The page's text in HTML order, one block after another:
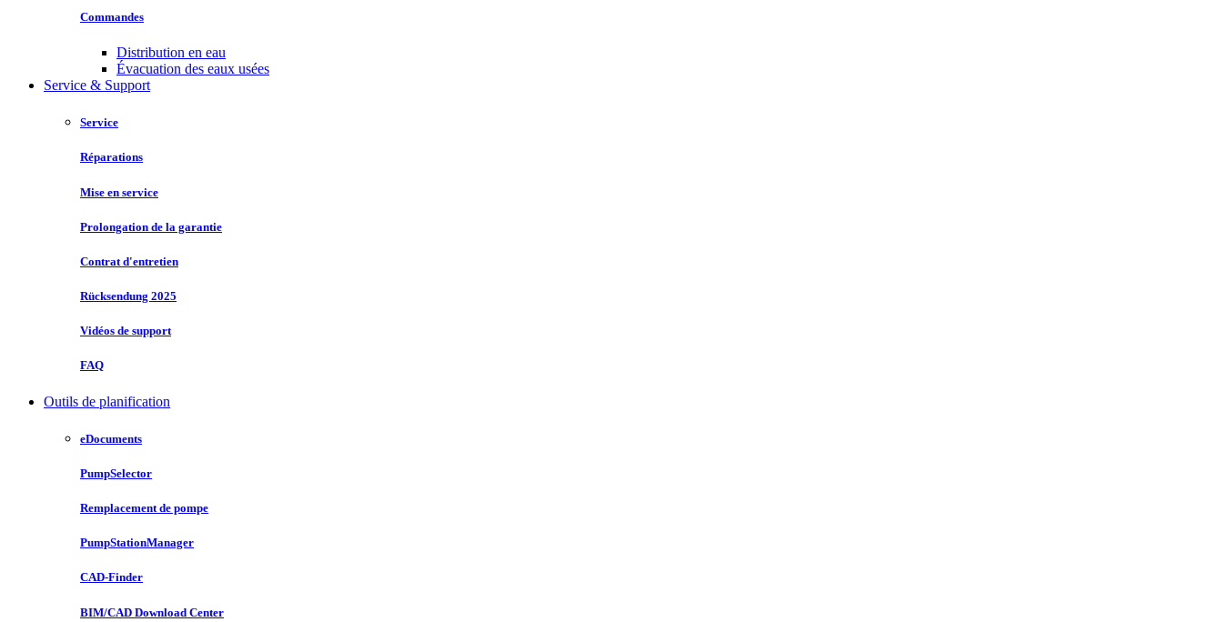
Commandes
Distribution en eau
Évacuation des eaux usées
Service & Support
Service
Réparations
Mise en service
Prolongation de la garantie
Contrat d'entretien
Rücksendung 2025
Vidéos de support
FAQ
Outils de planification
eDocuments
PumpSelector
Remplacement de pompe
PumpStationManager
CAD-Finder
BIM/CAD Download Center